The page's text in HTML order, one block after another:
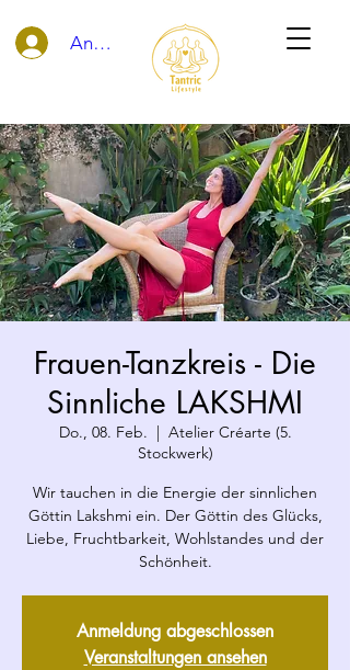
Anmelden
Frauen-Tanzkreis - Die
Sinnliche LAKSHMI
Do., 08. Feb.
  |
Atelier Créarte (5.
Stockwerk)
Wir tauchen in die Energie der sinnlichen
Göttin Lakshmi ein. Der Göttin des Glücks,
Liebe, Fruchtbarkeit, Wohlstandes und der
Schönheit.
Anmeldung abgeschlossen
Veranstaltungen ansehen